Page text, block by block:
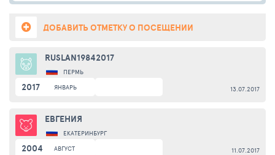
ДОБАВИТЬ ОТМЕТКУ О ПОСЕЩЕНИИ
RUSLAN19842017
ПЕРМЬ
2017 ЯНВАРЬ 13.07.2017
ЕВГЕНИЯ
ЕКАТЕРИНБУРГ
2004 АВГУСТ 11.07.2017